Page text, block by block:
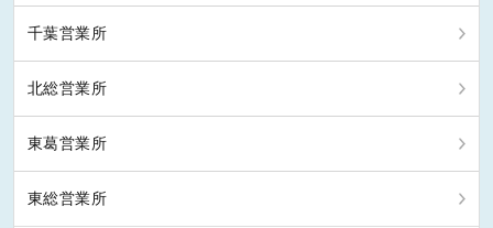
千葉営業所
北総営業所
東葛営業所
東総営業所